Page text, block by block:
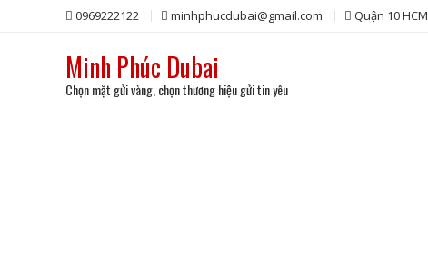
0969222122 minhphucdubai@gmail.com Quận 10 HCM
Minh Phúc Dubai
Chọn mặt gửi vàng, chọn thương hiệu gửi tin yêu